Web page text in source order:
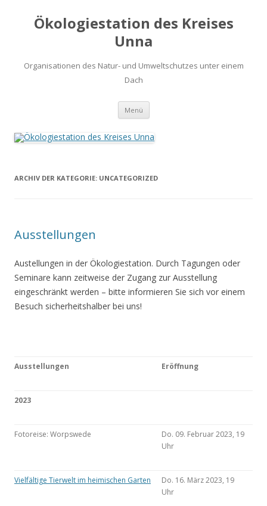
Ökologiestation des Kreises
Unna
Organisationen des Natur- und Umweltschutzes unter einem
Dach
Menü Zum
springen
ARCHIV DER KATEGORIE: UNCATEGORIZED
Ausstellungen
Austellungen in der Ökologiestation. Durch Tagungen oder
Seminare kann zeitweise der Zugang zur Ausstellung
eingeschränkt werden – bitte informieren Sie sich vor einem
Besuch sicherheitshalber bei uns!
Ausstellungen Eröffnung
2023
Fotoreise: Worpswede
Do. 09. Februar 2023, 19
Uhr
Vielfältige Tierwelt im heimischen Garten
Do. 16. März 2023, 19
Uhr